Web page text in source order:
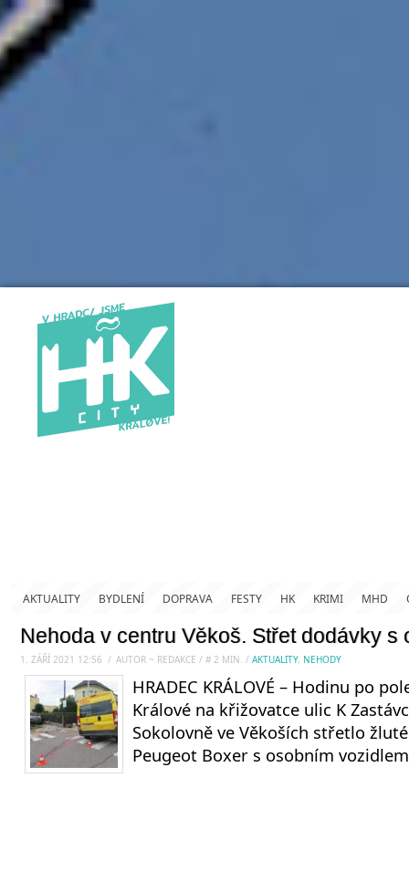
AKTUALITY BYDLENÍ DOPRAVA FESTY HK KRIMI MHD
Nehoda v centru Věkoš. Střet dodávky s
1. ZÁŘÍ 2021 12:56 / AUTOR ~ REDAKCE / # 2 MIN. / AKTUALITY, NEHODY
HRADEC KRÁLOVÉ – Hodinu po
Králové na křižovatce ulic K
Sokolovně ve Věkoších střetlo
Peugeot Boxer s osobním